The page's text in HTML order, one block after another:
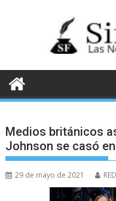
Medios británicos
Johnson se casó
29 de mayo de 2021